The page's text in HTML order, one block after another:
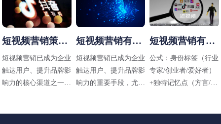
短视频营销策略
有哪些
短视频营销已成为企业
触达用户、提升品牌影
响力的核心渠道之一，
短视频营销有哪
些方法
短视频营销已成为企业
触达用户、提升品牌影
响力的重要手段，尤其
短视频营销有哪
些技巧
公式：身份标签（行业
专家/创业者/爱好者）
+独特记忆点（方言/标